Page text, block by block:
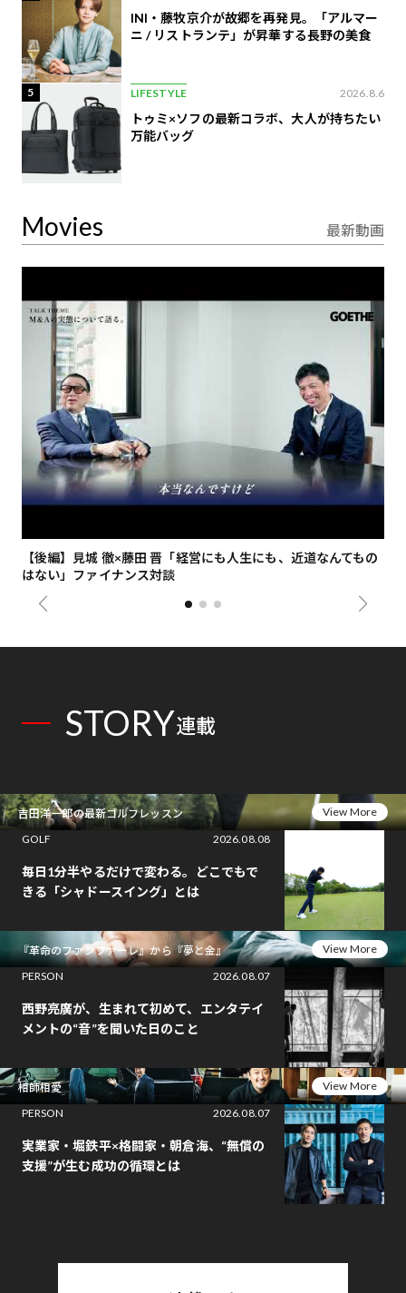
INI・藤牧京介が故郷を再発見。「アルマー
ニ / リストランテ」が昇華する長野の美食
5 LIFESTYLE 2026.8.6
トゥミ×ソフの最新コラボ、大人が持ちたい
万能バッグ
Movies 最新動画
【後編】見城 徹×藤田 晋「経営にも人生にも、近道なんてもの
はない」ファイナンス対談
STORY連載
吉田洋一郎の最新ゴルフレッスン
View More
GOLF
2026.08.08
毎日1分半やるだけで変わる。どこでもで
きる「シャドースイング」とは
『革命のファンファーレ』から『夢と金』
View More
PERSON
2026.08.07
西野亮廣が、生まれて初めて、エンタテイ
メントの“音”を聞いた日のこと
相師相愛
View More
PERSON
2026.08.07
実業家・堀鉄平×格闘家・朝倉海、“無償の
支援”が生む成功の循環とは